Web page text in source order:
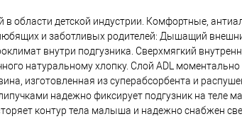
в области детской индустрии. Комфортные,
и заботливых родителей: Дышащий
внутри подгузника. Сверхмягкий
натуральному хлопку. Слой ADL
изготовленная из суперабсорбента и
надежно фиксирует подгузник на теле
контур тела малыша и надежно снабжен